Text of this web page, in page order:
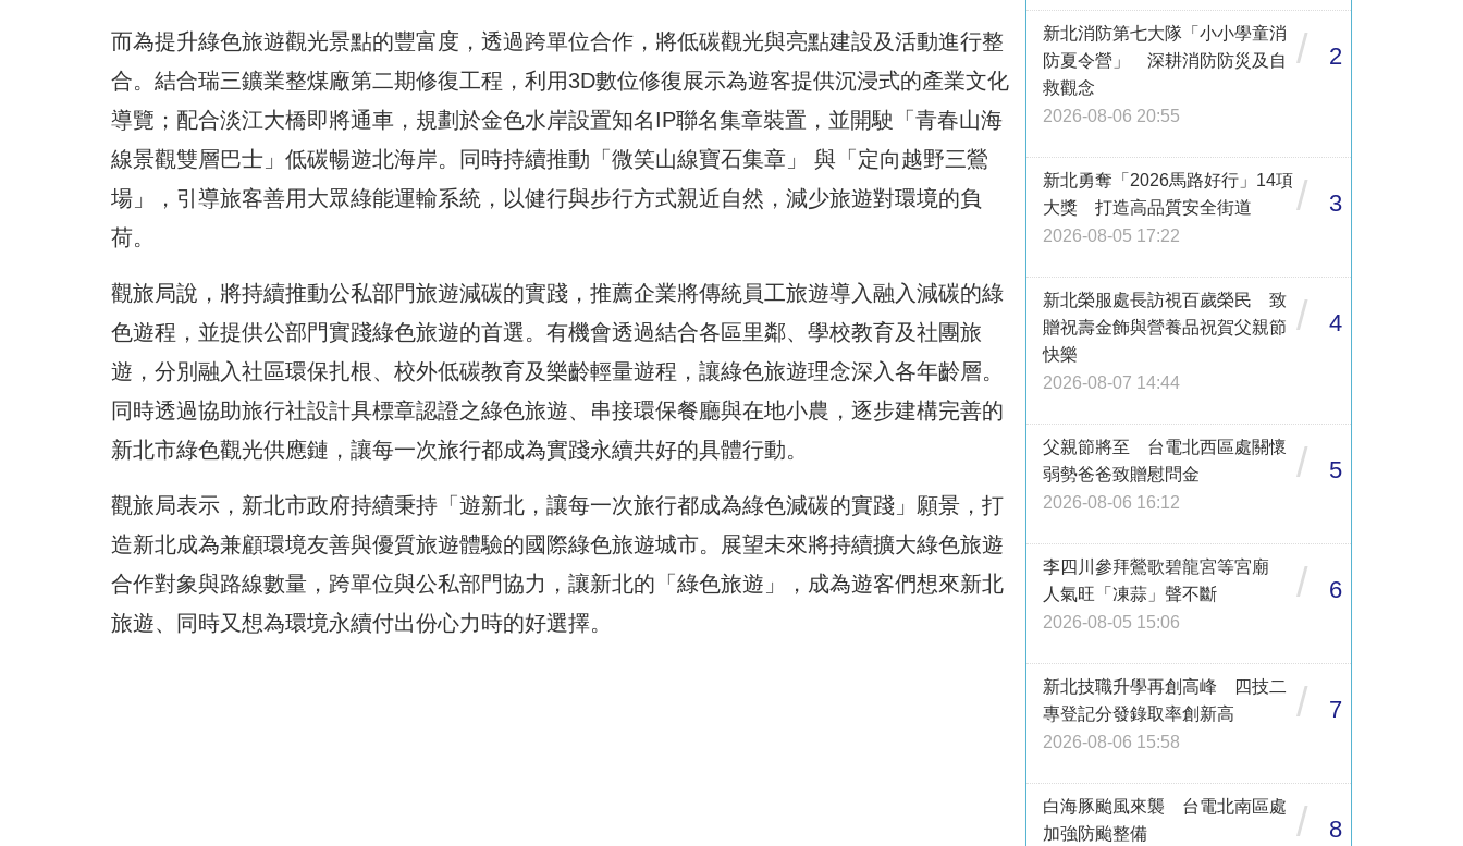
而為提升綠色旅遊觀光景點的豐富度，透過跨單位合作，將低碳觀光與亮點建設及活動進行整
合。結合瑞三鑛業整煤廠第二期修復工程，利用3D數位修復展示為遊客提供沉浸式的產業文化
導覽；配合淡江大橋即將通車，規劃於金色水岸設置知名IP聯名集章裝置，並開駛「青春山海
線景觀雙層巴士」低碳暢遊北海岸。同時持續推動「微笑山線寶石集章」 與「定向越野三鶯
場」，引導旅客善用大眾綠能運輸系統，以健行與步行方式親近自然，減少旅遊對環境的負
荷。
觀旅局說，將持續推動公私部門旅遊減碳的實踐，推薦企業將傳統員工旅遊導入融入減碳的綠
色遊程，並提供公部門實踐綠色旅遊的首選。有機會透過結合各區里鄰、學校教育及社團旅
遊，分別融入社區環保扎根、校外低碳教育及樂齡輕量遊程，讓綠色旅遊理念深入各年齡層。
同時透過協助旅行社設計具標章認證之綠色旅遊、串接環保餐廳與在地小農，逐步建構完善的
新北市綠色觀光供應鏈，讓每一次旅行都成為實踐永續共好的具體行動。
觀旅局表示，新北市政府持續秉持「遊新北，讓每一次旅行都成為綠色減碳的實踐」願景，打
造新北成為兼顧環境友善與優質旅遊體驗的國際綠色旅遊城市。展望未來將持續擴大綠色旅遊
合作對象與路線數量，跨單位與公私部門協力，讓新北的「綠色旅遊」，成為遊客們想來新北
旅遊、同時又想為環境永續付出份心力時的好選擇。
新北消防第七大隊「小小學童消
防夏令營」 深耕消防防災及自
救觀念
2026-08-06 20:55
/ 2
新北勇奪「2026馬路好行」14項
大獎 打造高品質安全街道
2026-08-05 17:22
/ 3
新北榮服處長訪視百歲榮民 致
贈祝壽金飾與營養品祝賀父親節
快樂
2026-08-07 14:44
/ 4
父親節將至 台電北西區處關懷
弱勢爸爸致贈慰問金
2026-08-06 16:12
/ 5
李四川參拜鶯歌碧龍宮等宮廟
人氣旺「凍蒜」聲不斷
2026-08-05 15:06
/ 6
新北技職升學再創高峰 四技二
專登記分發錄取率創新高
2026-08-06 15:58
/ 7
白海豚颱風來襲 台電北南區處
加強防颱整備
/ 8